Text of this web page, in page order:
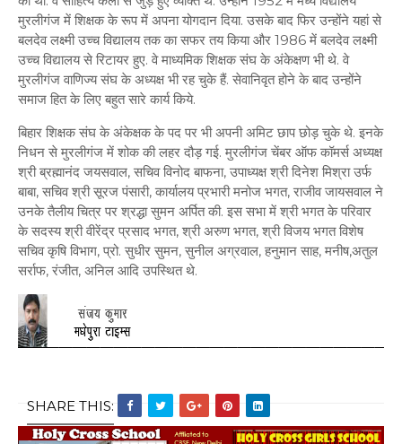
मुरलीगंज में शिक्षक के रूप में अपना योगदान दिया. उसके बाद फिर उन्होंने यहां से
बलदेव लक्ष्मी उच्च विद्यालय तक का सफर तय किया और 1986 में बलदेव लक्ष्मी
उच्च विद्यालय से रिटायर हुए. वे माध्यमिक शिक्षक संघ के अंकेक्षण भी थे. वे
मुरलीगंज वाणिज्य संघ के अध्यक्ष भी रह चुके हैं. सेवानिवृत होने के बाद उन्होंने
समाज हित के लिए बहुत सारे कार्य किये.
बिहार शिक्षक संघ के अंकेक्षक के पद पर भी अपनी अमिट छाप छोड़ चुके थे. इनके
निधन से मुरलीगंज में शोक की लहर दौड़ गई. मुरलीगंज चेंबर ऑफ कॉमर्स अध्यक्ष
श्री ब्रह्मानंद जयसवाल, सचिव विनोद बाफना, उपाध्यक्ष श्री दिनेश मिश्रा उर्फ
बाबा, सचिव श्री सूरज पंसारी, कार्यालय प्रभारी मनोज भगत, राजीव जायसवाल ने
उनके तैलीय चित्र पर श्रद्धा सुमन अर्पित की. इस सभा में श्री भगत के परिवार
के सदस्य श्री वीरेंद्र प्रसाद भगत, श्री अरुण भगत, श्री विजय भगत विशेष
सचिव कृषि विभाग, प्रो. सुधीर सुमन, सुनील अग्रवाल, हनुमान साह, मनीष,अतुल
सर्राफ, रंजीत, अनिल आदि उपस्थित थे.
SHARE THIS: